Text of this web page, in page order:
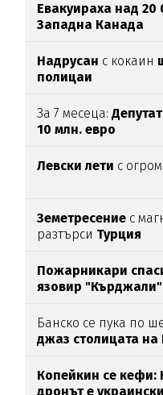
Евакуираха над 20
Западна Канада
Надрусан с кокаин
полицаи
За 7 месеца:
10 млн. евро
Левски лети с
Земетресение с
разтърси Турция
Пожарникари
язовир "Кърджали"
Банско се пука по
джаз столицата на
Копейкин се кефи:
дронът е украински